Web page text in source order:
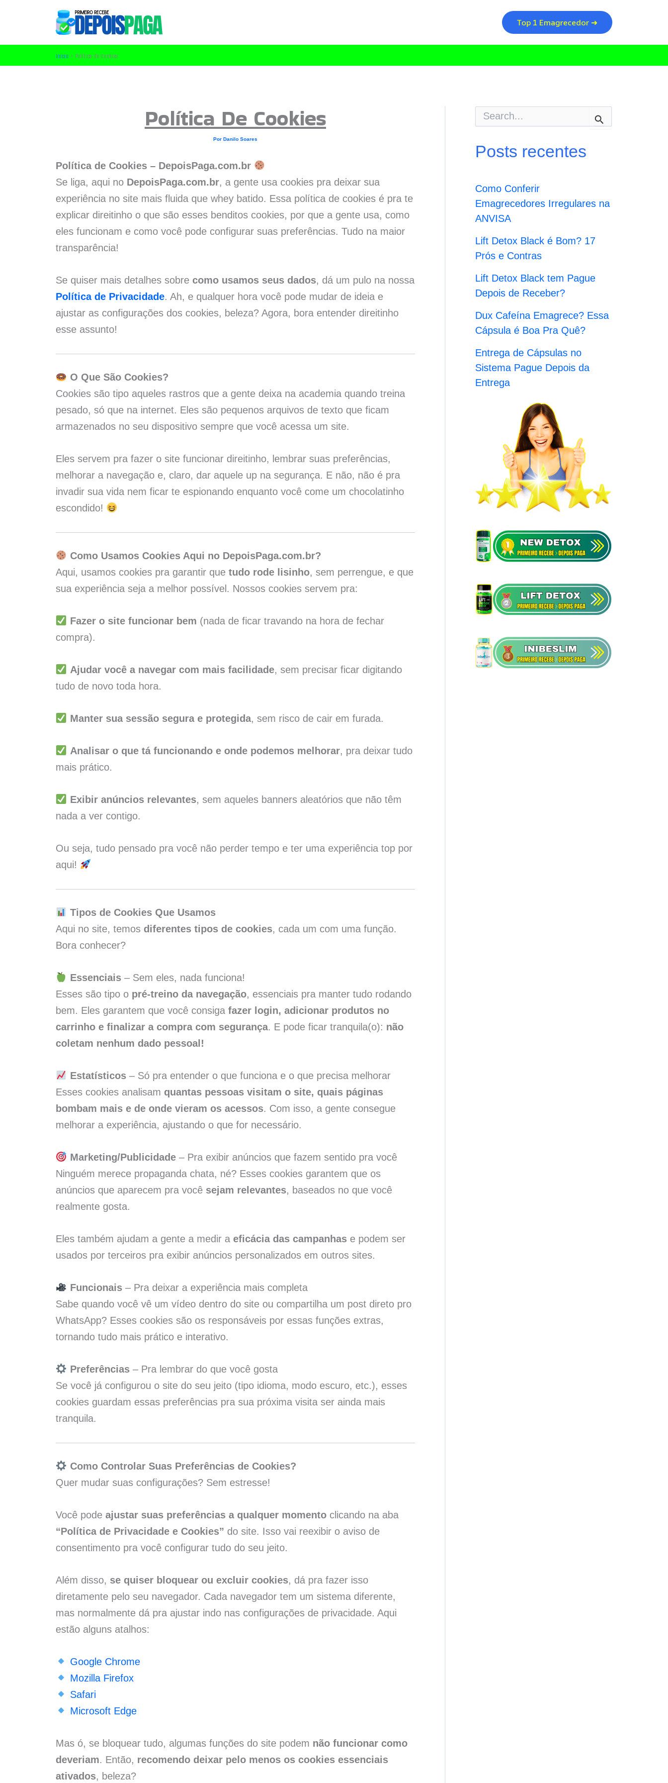
Top 1 Emagrecedor ➜
Início Política de Cookies
Política De Cookies
Por Danilo Soares
Política de Cookies – DepoisPaga.com.br
Se liga, aqui no DepoisPaga.com.br, a gente usa cookies pra deixar sua
experiência no site mais fluida que whey batido. Essa política de cookies é pra te
explicar direitinho o que são esses benditos cookies, por que a gente usa, como
eles funcionam e como você pode configurar suas preferências. Tudo na maior
transparência!
Se quiser mais detalhes sobre como usamos seus dados, dá um pulo na nossa
Política de Privacidade. Ah, e qualquer hora você pode mudar de ideia e
ajustar as configurações dos cookies, beleza? Agora, bora entender direitinho
esse assunto!
O Que São Cookies?
Cookies são tipo aqueles rastros que a gente deixa na academia quando treina
pesado, só que na internet. Eles são pequenos arquivos de texto que ficam
armazenados no seu dispositivo sempre que você acessa um site.
Eles servem pra fazer o site funcionar direitinho, lembrar suas preferências,
melhorar a navegação e, claro, dar aquele up na segurança. E não, não é pra
invadir sua vida nem ficar te espionando enquanto você come um chocolatinho
escondido!
Como Usamos Cookies Aqui no DepoisPaga.com.br?
Aqui, usamos cookies pra garantir que tudo rode lisinho, sem perrengue, e que
sua experiência seja a melhor possível. Nossos cookies servem pra:
Fazer o site funcionar bem (nada de ficar travando na hora de fechar
compra).
Ajudar você a navegar com mais facilidade, sem precisar ficar digitando
tudo de novo toda hora.
Manter sua sessão segura e protegida, sem risco de cair em furada.
Analisar o que tá funcionando e onde podemos melhorar, pra deixar tudo
mais prático.
Exibir anúncios relevantes, sem aqueles banners aleatórios que não têm
nada a ver contigo.
Ou seja, tudo pensado pra você não perder tempo e ter uma experiência top por
aqui!
Tipos de Cookies Que Usamos
Aqui no site, temos diferentes tipos de cookies, cada um com uma função.
Bora conhecer?
Essenciais– Sem eles, nada funciona!
Esses são tipo o pré-treino da navegação, essenciais pra manter tudo rodando
bem. Eles garantem que você consiga fazer login, adicionar produtos no
carrinho e finalizar a compra com segurança. E pode ficar tranquila(o): não
coletam nenhum dado pessoal!
Estatísticos– Só pra entender o que funciona e o que precisa melhorar
Esses cookies analisam quantas pessoas visitam o site, quais páginas
bombam mais e de onde vieram os acessos. Com isso, a gente consegue
melhorar a experiência, ajustando o que for necessário.
Marketing/Publicidade– Pra exibir anúncios que fazem sentido pra você
Ninguém merece propaganda chata, né? Esses cookies garantem que os
anúncios que aparecem pra você sejam relevantes, baseados no que você
realmente gosta.
Eles também ajudam a gente a medir a eficácia das campanhas e podem ser
usados por terceiros pra exibir anúncios personalizados em outros sites.
Funcionais– Pra deixar a experiência mais completa
Sabe quando você vê um vídeo dentro do site ou compartilha um post direto pro
WhatsApp? Esses cookies são os responsáveis por essas funções extras,
tornando tudo mais prático e interativo.
Preferências– Pra lembrar do que você gosta
Se você já configurou o site do seu jeito (tipo idioma, modo escuro, etc.), esses
cookies guardam essas preferências pra sua próxima visita ser ainda mais
tranquila.
Como Controlar Suas Preferências de Cookies?
Quer mudar suas configurações? Sem estresse!
Você pode ajustar suas preferências a qualquer momento clicando na aba
“Política de Privacidade e Cookies” do site. Isso vai reexibir o aviso de
consentimento pra você configurar tudo do seu jeito.
Além disso, se quiser bloquear ou excluir cookies, dá pra fazer isso
diretamente pelo seu navegador. Cada navegador tem um sistema diferente,
mas normalmente dá pra ajustar indo nas configurações de privacidade. Aqui
estão alguns atalhos:
Google Chrome
Mozilla Firefox
Safari
Microsoft Edge
Mas ó, se bloquear tudo, algumas funções do site podem não funcionar como
deveriam. Então, recomendo deixar pelo menos os cookies essenciais
ativados, beleza?
u
r
p
r
Posts recentes
Como Conferir
Emagrecedores Irregulares na
ANVISA
Lift Detox Black é Bom? 17
Prós e Contras
Lift Detox Black tem Pague
Depois de Receber?
Dux Cafeína Emagrece? Essa
Cápsula é Boa Pra Quê?
Entrega de Cápsulas no
Sistema Pague Depois da
Entrega